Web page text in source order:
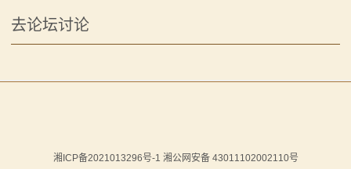
去论坛讨论
湘ICP备2021013296号-1 湘公网安备 43011102002110号